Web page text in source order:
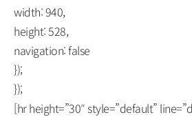
width: 940,
height: 528,
navigation: false
});
});
[hr height=”30″ style=”default”